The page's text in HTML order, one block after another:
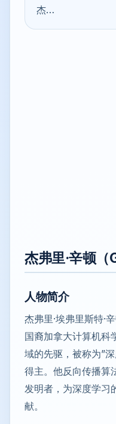
杰…
杰弗里·辛顿
人物简介
杰弗里·埃弗里斯特·
国裔加拿大计算机科
域的先驱，被称为”
得主。他反向传播算
发明者，为深度学习
献。